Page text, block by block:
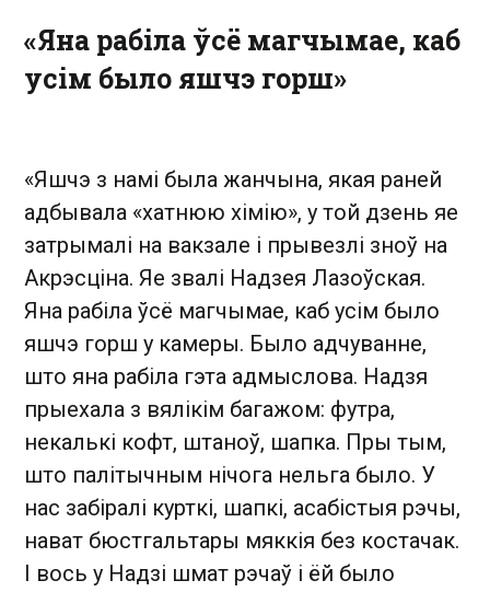
«Яна рабіла ўсё магчымае, каб
усім было яшчэ горш»
«Яшчэ з намі была жанчына, якая раней
адбывала «хатнюю хімію», у той дзень яе
затрымалі на вакзале і прывезлі зноў на
Акрэсціна. Яе звалі Надзея Лазоўская.
Яна рабіла ўсё магчымае, каб усім было
яшчэ горш у камеры. Было адчуванне,
што яна рабіла гэта адмыслова. Надзя
прыехала з вялікім багажом: футра,
некалькі кофт, штаноў, шапка. Пры тым,
што палітычным нічога нельга было. У
нас забіралі курткі, шапкі, асабістыя рэчы,
нават бюстгальтары мяккія без костачак.
І вось у Надзі шмат рэчаў і ёй было